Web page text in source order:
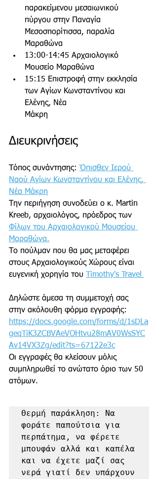
παρακείμενου μεσαιωνικού
πύργου στην Παναγία
Μεσοσπορίτισσα, παραλία
Μαραθώνα
13:00-14:45 Αρχαιολογικό
Μουσείο Μαραθώνα
15:15 Επιστροφή στην εκκλησία
των Αγίων Κωνσταντίνου και
Ελένης, Νέα
Μάκρη
Διευκρινήσεις
Τόπος συνάντησης: Όπισθεν Ιερού
Ναού Αγίων Κωνσταντίνου και Ελένης,
Νέα Μάκρη
Την περιήγηση συνοδεύει ο κ. Martin
Kreeb, αρχαιολόγος, πρόεδρος των
Φίλων του Αρχαιολογικού Μουσείου
Μαραθώνα.
Το πούλμαν που θα μας μεταφέρει
στους Αρχαιολογικούς Χώρους είναι
ευγενική χορηγία του
Timothy's Travel
Δηλώστε άμεσα τη συμμετοχή σας
στην ακόλουθη φόρμα εγγραφής:
https://docs.google.com/forms/d/1sDLa
geqTiK3ZCBVAeVOHtvu28mAV0WsSYC
Av14VX3Zg/edit?ts=67122e3c
Οι εγγραφές θα κλείσουν μόλις
συμπληρωθεί το ανώτατο όριο των 50
ατόμων.
Θερμή παράκληση: Να
φοράτε παπούτσια για
περπάτημα, να φέρετε
μπουφάν αλλά και καπέλα
και να έχετε μαζί σας
νερά γιατί δεν υπάρχουν